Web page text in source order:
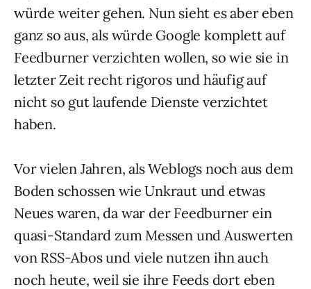
würde weiter gehen. Nun sieht es aber eben
ganz so aus, als würde Google komplett auf
Feedburner verzichten wollen, so wie sie in
letzter Zeit recht rigoros und häufig auf
nicht so gut laufende Dienste verzichtet
haben.
Vor vielen Jahren, als Weblogs noch aus dem
Boden schossen wie Unkraut und etwas
Neues waren, da war der Feedburner ein
quasi-Standard zum Messen und Auswerten
von RSS-Abos und viele nutzen ihn auch
noch heute, weil sie ihre Feeds dort eben